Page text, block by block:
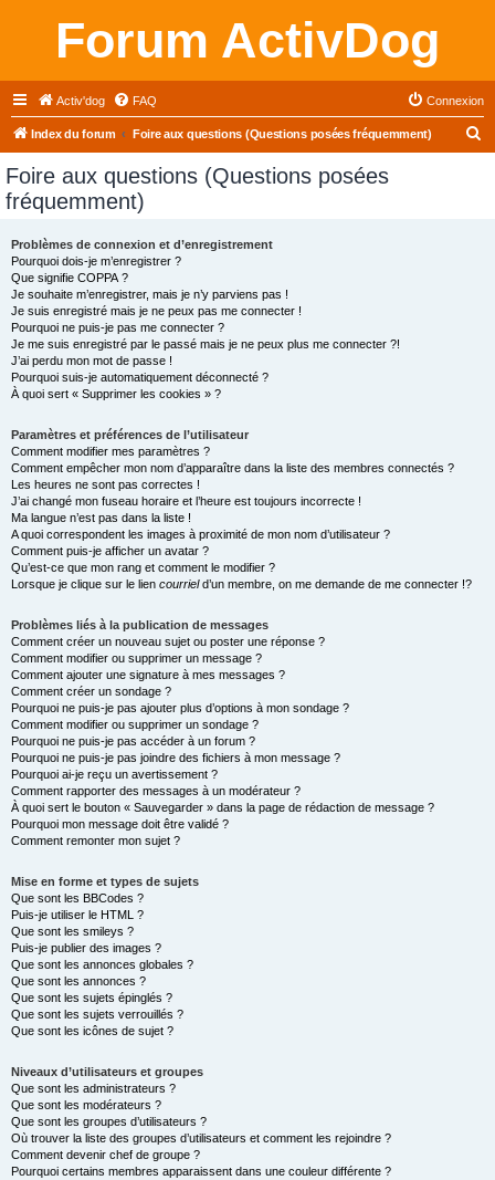
Forum ActivDog
Activ'dog FAQ Connexion
Index du forum Foire aux questions (Questions posées fréquemment)
Foire aux questions (Questions posées
fréquemment)
Problèmes de connexion et d’enregistrement
Pourquoi dois-je m’enregistrer ?
Que signifie COPPA ?
Je souhaite m’enregistrer, mais je n’y parviens pas !
Je suis enregistré mais je ne peux pas me connecter !
Pourquoi ne puis-je pas me connecter ?
Je me suis enregistré par le passé mais je ne peux plus me connecter ?!
J’ai perdu mon mot de passe !
Pourquoi suis-je automatiquement déconnecté ?
À quoi sert « Supprimer les cookies » ?
Paramètres et préférences de l’utilisateur
Comment modifier mes paramètres ?
Comment empêcher mon nom d’apparaître dans la liste des membres connectés ?
Les heures ne sont pas correctes !
J’ai changé mon fuseau horaire et l’heure est toujours incorrecte !
Ma langue n’est pas dans la liste !
A quoi correspondent les images à proximité de mon nom d’utilisateur ?
Comment puis-je afficher un avatar ?
Qu’est-ce que mon rang et comment le modifier ?
Lorsque je clique sur le lien courrield’un membre, on me demande de me connecter !?
Problèmes liés à la publication de messages
Comment créer un nouveau sujet ou poster une réponse ?
Comment modifier ou supprimer un message ?
Comment ajouter une signature à mes messages ?
Comment créer un sondage ?
Pourquoi ne puis-je pas ajouter plus d’options à mon sondage ?
Comment modifier ou supprimer un sondage ?
Pourquoi ne puis-je pas accéder à un forum ?
Pourquoi ne puis-je pas joindre des fichiers à mon message ?
Pourquoi ai-je reçu un avertissement ?
Comment rapporter des messages à un modérateur ?
À quoi sert le bouton « Sauvegarder » dans la page de rédaction de message ?
Pourquoi mon message doit être validé ?
Comment remonter mon sujet ?
Mise en forme et types de sujets
Que sont les BBCodes ?
Puis-je utiliser le HTML ?
Que sont les smileys ?
Puis-je publier des images ?
Que sont les annonces globales ?
Que sont les annonces ?
Que sont les sujets épinglés ?
Que sont les sujets verrouillés ?
Que sont les icônes de sujet ?
Niveaux d’utilisateurs et groupes
Que sont les administrateurs ?
Que sont les modérateurs ?
Que sont les groupes d’utilisateurs ?
Où trouver la liste des groupes d’utilisateurs et comment les rejoindre ?
Comment devenir chef de groupe ?
Pourquoi certains membres apparaissent dans une couleur différente ?